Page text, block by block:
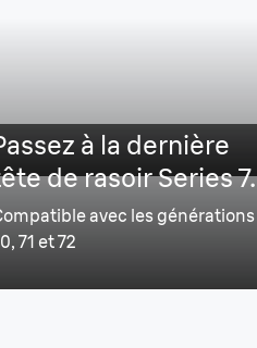
à la dernière
de rasoir Series 7.
avec les générations
71 et 72